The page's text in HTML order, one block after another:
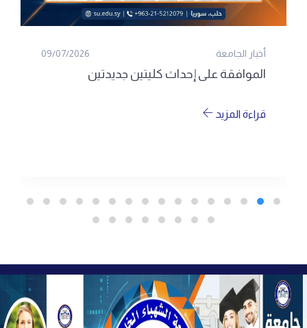
أخبار الجامعة 09/07/2026
الموافقة على إحداث كليتين جديدتين
قراءة المزيد